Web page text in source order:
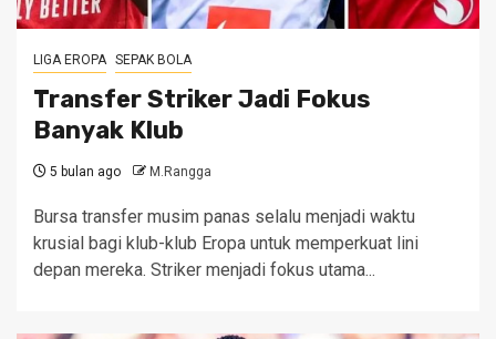
LIGA EROPA SEPAK BOLA
Transfer Striker Jadi Fokus
Banyak Klub
5 bulan ago M.Rangga
Bursa transfer musim panas selalu menjadi waktu
krusial bagi klub-klub Eropa untuk memperkuat lini
depan mereka. Striker menjadi fokus utama...